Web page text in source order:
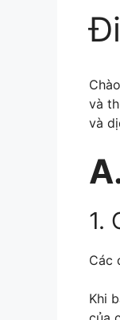
và
và
1.
Các
Khi